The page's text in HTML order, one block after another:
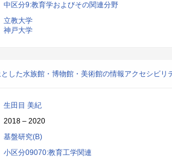
中区分9:教育学およびその関連分野
立教大学
神戸大学
した水族館・博物館・美術館の情報アクセシビリ
生田目 美紀
2018 – 2020
基盤研究(B)
小区分09070:教育工学関連